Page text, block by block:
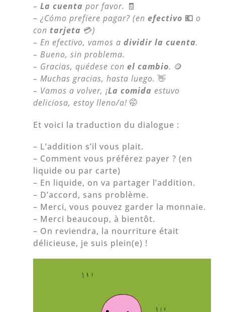
–La cuentapor favor. 🧾
–¿Cómo prefiere pagar? (enefectivo 💶 o
con tarjeta 💳)
– En efectivo, vamos a dividir la cuenta.
– Bueno, sin problema.
– Gracias, quédese conel cambio. 🪙
– Muchas gracias, hasta luego.👋
– Vamos a volver, ¡La comidaestuvo
deliciosa, estoy lleno/a!🤭
Et voici la traduction du dialogue :
– L’addition s’il vous plait.
– Comment vous préférez payer ? (en
liquide ou par carte)
– En liquide, on va partager l’addition.
– D’accord, sans problème.
– Merci, vous pouvez garder la monnaie.
– Merci beaucoup, à bientôt.
– On reviendra, la nourriture était
délicieuse, je suis plein(e) !